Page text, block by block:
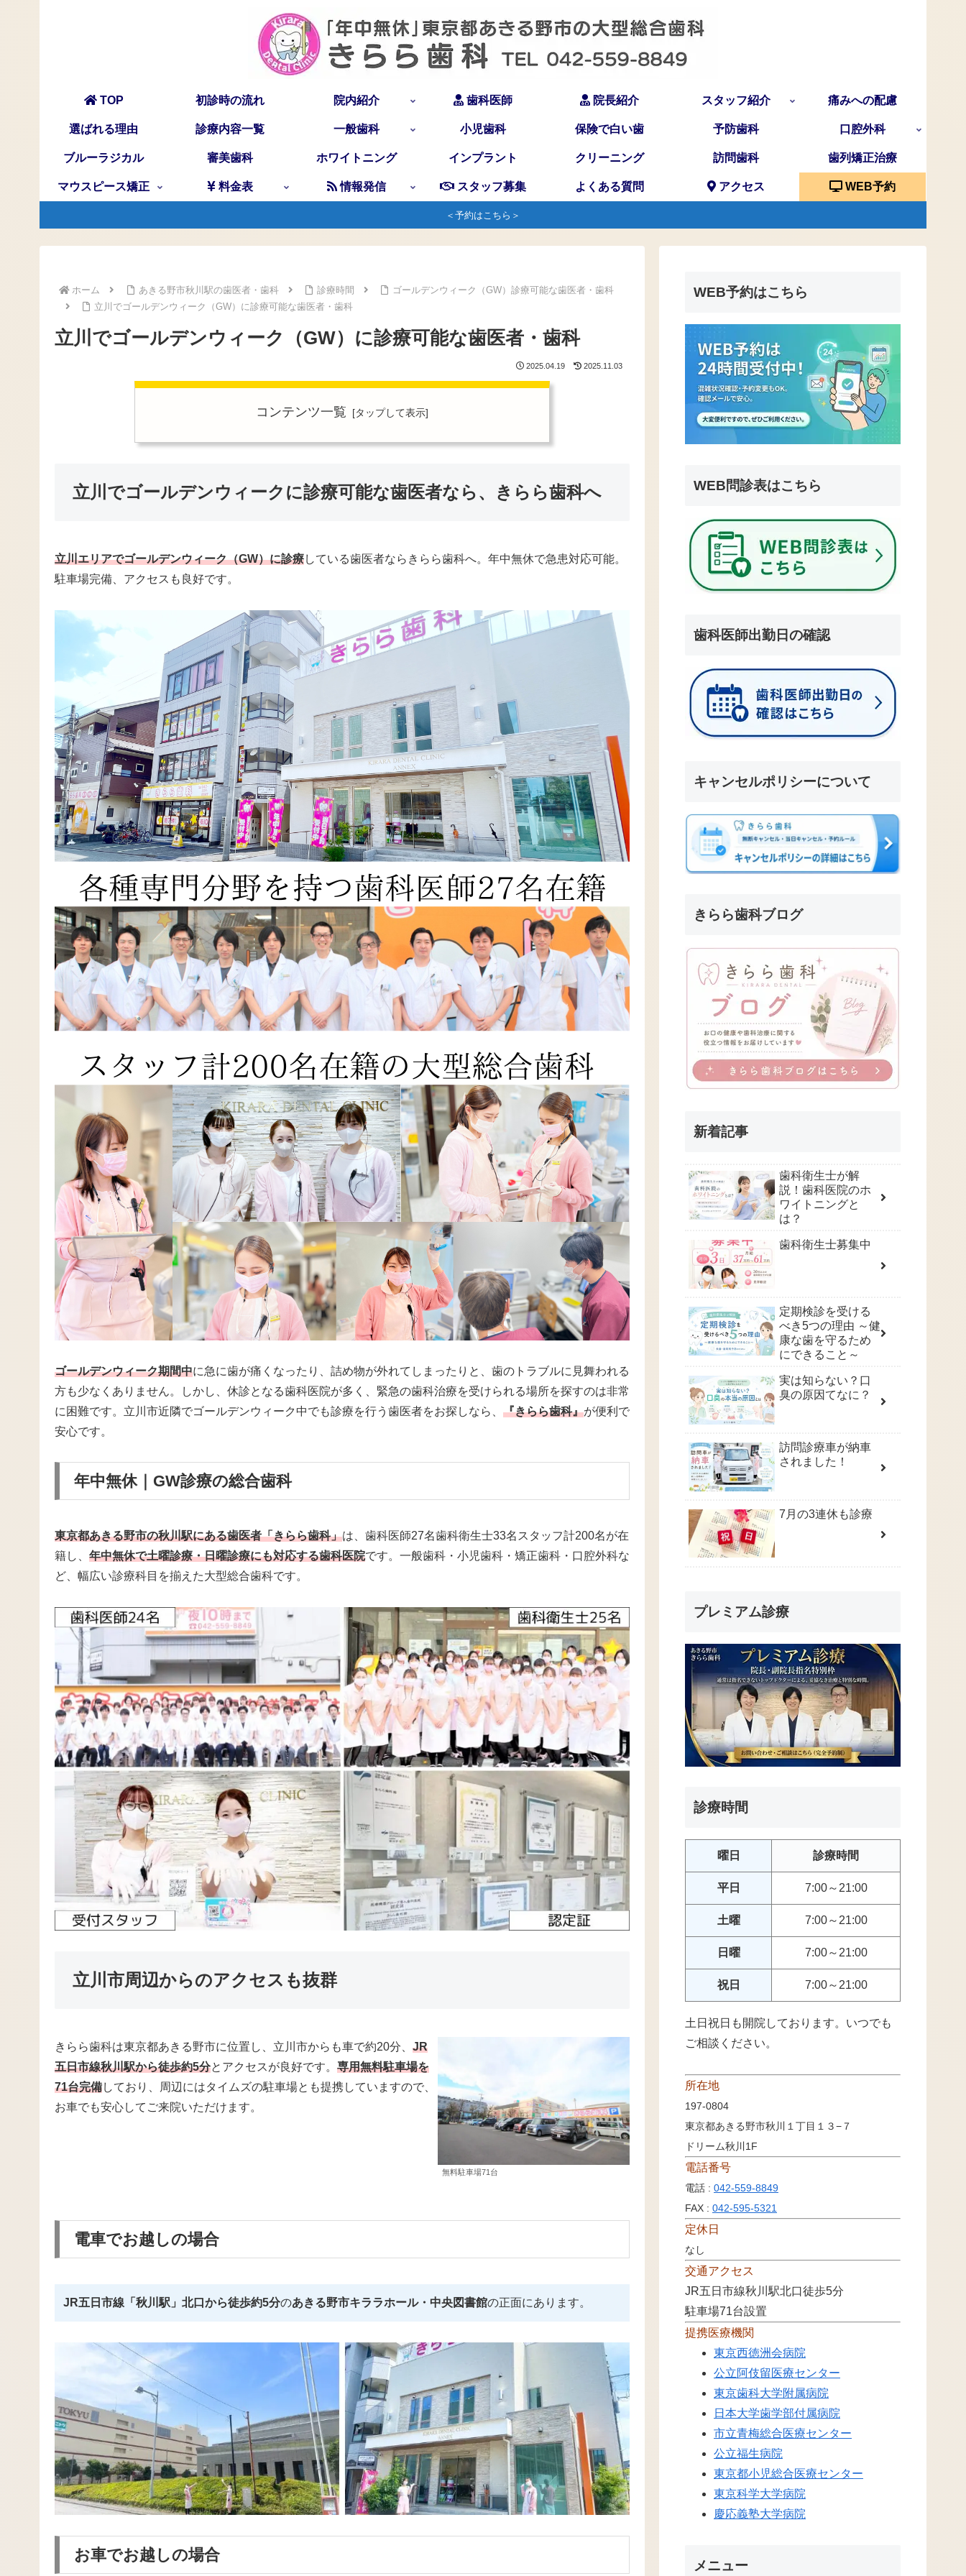
TOP 初診時の流れ 院内紹介 歯科医師 院長紹介 スタッフ紹介 痛みへの配慮
選ばれる理由 診療内容一覧 一般歯科 小児歯科 保険で白い歯 予防歯科 口腔外科
ブルーラジカル 審美歯科 ホワイトニング インプラント クリーニング 訪問歯科 歯列矯正治療
マウスピース矯正 料金表 情報発信 スタッフ募集 よくある質問 アクセス WEB予約
＜予約はこちら＞
ホーム あきる野市秋川駅の歯医者・歯科 診療時間
ゴールデンウィーク（GW）診療可能な歯医者・歯科
立川でゴールデンウィーク（GW）に診療可能な歯医者・歯科
立川でゴールデンウィーク（GW）に診療可能な歯医者・歯科
2025.04.19 2025.11.03
コンテンツ一覧
立川でゴールデンウィークに診療可能な歯医者なら、きらら歯科へ
立川エリアでゴールデンウィーク（GW）に診療している歯医者ならきらら歯科へ。年中無休で急患対応可能。
駐車場完備、アクセスも良好です。
ゴールデンウィーク期間中に急に歯が痛くなったり、詰め物が外れてしまったりと、歯のトラブルに見舞われる
方も少なくありません。しかし、休診となる歯科医院が多く、緊急の歯科治療を受けられる場所を探すのは非常
に困難です。立川市近隣でゴールデンウィーク中でも診療を行う歯医者をお探しなら、 『きらら歯科』が便利で
安心です。
年中無休｜GW診療の総合歯科
東京都あきる野市の秋川駅にある歯医者「きらら歯科」は、歯科医師27名歯科衛生士33名スタッフ計200名が在
籍し、 年中無休で土曜診療・日曜診療にも対応する歯科医院です。一般歯科・小児歯科・矯正歯科・口腔外科な
ど、幅広い診療科目を揃えた大型総合歯科です。
立川市周辺からのアクセスも抜群
きらら歯科は東京都あきる野市に位置し、立川市からも車で約20分、 JR
五日市線秋川駅から徒歩約5分とアクセスが良好です。 専用無料駐車場を
71台完備しており、周辺にはタイムズの駐車場とも提携していますので、
お車でも安心してご来院いただけます。
無料駐車場71台
電車でお越しの場合
JR五日市線「秋川駅」北口から徒歩約5分のあきる野市キララホール・中央図書館の正面にあります。
お車でお越しの場合
WEB予約はこちら
WEB問診表はこちら
歯科医師出勤日の確認
キャンセルポリシーについて
きらら歯科ブログ
新着記事
歯科衛生士が解
説！歯科医院のホ
ワイトニングと
は？
歯科衛生士募集中
定期検診を受ける
べき5つの理由 ～健
康な歯を守るため
にできること～
実は知らない？口
臭の原因てなに？
訪問診療車が納車
されました！
7月の3連休も診療
プレミアム診療
診療時間
曜日 診療時間
平日 7:00～21:00
土曜 7:00～21:00
日曜 7:00～21:00
祝日 7:00～21:00
土日祝日も開院しております。いつでも
ご相談ください。
所在地
197-0804
東京都あきる野市秋川１丁目１３−７
ドリーム秋川1F
電話番号
電話 : 042-559-8849
FAX : 042-595-5321
定休日
なし
交通アクセス
JR五日市線秋川駅北口徒歩5分
駐車場71台設置
提携医療機関
東京西徳洲会病院
公立阿伎留医療センター
東京歯科大学附属病院
日本大学歯学部付属病院
市立青梅総合医療センター
公立福生病院
東京都小児総合医療センター
東京科学大学病院
慶応義塾大学病院
メニュー